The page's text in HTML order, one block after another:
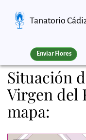
Tanatorio
Enviar Flores
Situación
Virgen del
mapa: